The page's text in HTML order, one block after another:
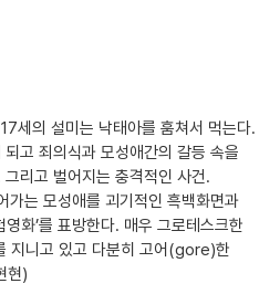
세의 설미는 낙태아를 훔쳐서 먹는다.
고 죄의식과 모성애간의 갈등 속을
리고 벌어지는 충격적인 사건.
가는 모성애를 괴기적인 흑백화면과
화’를 표방한다. 매우 그로테스크한
지니고 있고 다분히 고어(gore)한
현)